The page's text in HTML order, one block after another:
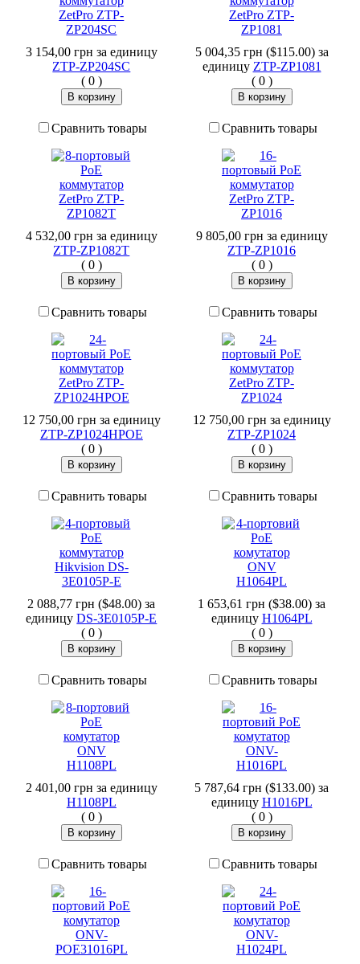
3 154,00 грн за единицу
ZTP-ZP204SC
(0 )
Сравнить товары
5 004,35 грн ($115.00) за
единицу ZTP-ZP1081
(0 )
Сравнить товары
4 532,00 грн за единицу
ZTP-ZP1082T
(0 )
Сравнить товары
9 805,00 грн за единицу
ZTP-ZP1016
(0 )
Сравнить товары
12 750,00 грн за единицу
ZTP-ZP1024HPОE
(0 )
Сравнить товары
12 750,00 грн за единицу
ZTP-ZP1024
(0 )
Сравнить товары
2 088,77 грн ($48.00)за
единицу DS-3E0105P-E
(0 )
Сравнить товары
1 653,61 грн ($38.00) за
единицу H1064PL
(0 )
Сравнить товары
2 401,00 грн за единицу
H1108PL
(0 )
Сравнить товары
5 787,64 грн ($133.00) за
единицу H1016PL
(0 )
Сравнить товары